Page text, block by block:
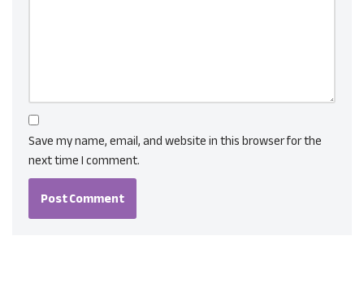
Save my name, email, and website in this browser for the
next time I comment.